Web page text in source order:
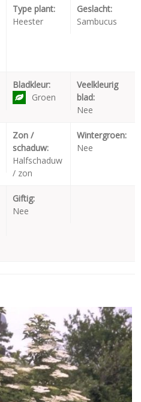
Type plant:
Heester
Geslacht:
Sambucus
Bladkleur:
Groen
Veelkleurig
blad:
Nee
Zon /
schaduw:
Halfschaduw
/ zon
Wintergroen:
Nee
Giftig:
Nee